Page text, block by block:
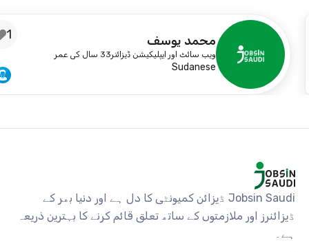
محمد يوسف
ویب سائٹ اور ایپلیکیشن ڈیزائنر33 سال کی عمر
Sudanese
Jobsin Saudi ڈیزائن کمیونٹی کا دل ہے اور دنیا بھر کے
ڈیزائنرز اور ملازمتوں کے ساتھ تعلق قائم کرنے کا بہترین ذریعہ
ہے۔